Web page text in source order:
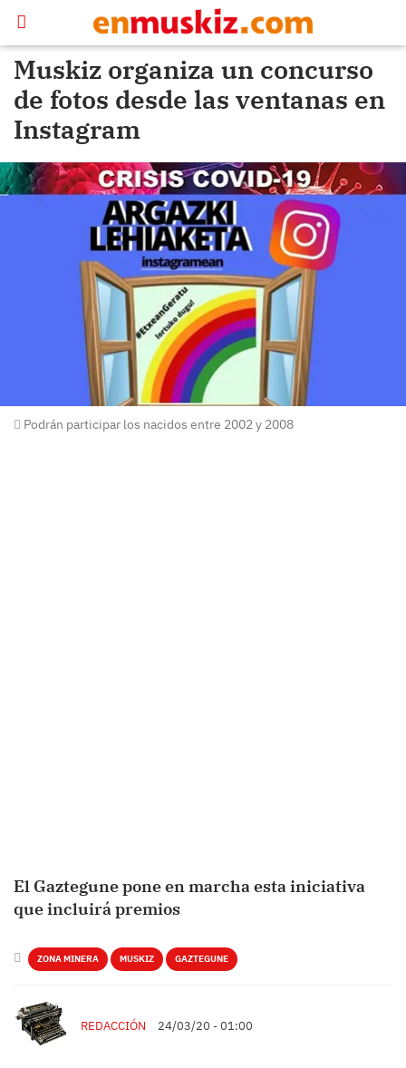
Muskiz organiza un concurso
de fotos desde las ventanas en
Instagram
Podrán participar los nacidos entre 2002 y 2008
El Gaztegune pone en marcha esta iniciativa
que incluirá premios
ZONA MINERA MUSKIZ GAZTEGUNE
REDACCIÓN 24/03/20 - 01:00